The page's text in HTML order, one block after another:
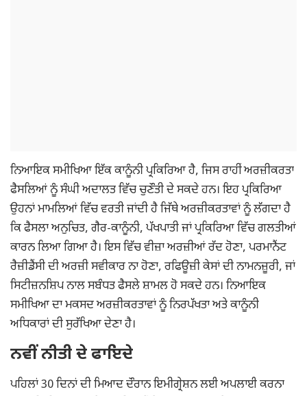
ਨਿਆਇਕ ਸਮੀਖਿਆ ਇੱਕ ਕਾਨੂੰਨੀ ਪ੍ਰਕਿਰਿਆ ਹੈ, ਜਿਸ ਰਾਹੀਂ ਅਰਜ਼ੀਕਰਤਾ
ਫੈਸਲਿਆਂ ਨੂੰ ਸੰਘੀ ਅਦਾਲਤ ਵਿੱਚ ਚੁਣੌਤੀ ਦੇ ਸਕਦੇ ਹਨ। ਇਹ ਪ੍ਰਕਿਰਿਆ
ਉਹਨਾਂ ਮਾਮਲਿਆਂ ਵਿੱਚ ਵਰਤੀ ਜਾਂਦੀ ਹੈ ਜਿੱਥੇ ਅਰਜ਼ੀਕਰਤਾਵਾਂ ਨੂੰ ਲੱਗਦਾ ਹੈ
ਕਿ ਫੈਸਲਾ ਅਨੁਚਿਤ, ਗੈਰ-ਕਾਨੂੰਨੀ, ਪੱਖਪਾਤੀ ਜਾਂ ਪ੍ਰਕਿਰਿਆ ਵਿੱਚ ਗਲਤੀਆਂ
ਕਾਰਨ ਲਿਆ ਗਿਆ ਹੈ। ਇਸ ਵਿੱਚ ਵੀਜ਼ਾ ਅਰਜ਼ੀਆਂ ਰੱਦ ਹੋਣਾ, ਪਰਮਾਨੈਂਟ
ਰੈਜ਼ੀਡੈਂਸੀ ਦੀ ਅਰਜ਼ੀ ਸਵੀਕਾਰ ਨਾ ਹੋਣਾ, ਰਫਿਊਜ਼ੀ ਕੇਸਾਂ ਦੀ ਨਾਮਨਜ਼ੂਰੀ, ਜਾਂ
ਸਿਟੀਜ਼ਨਸ਼ਿਪ ਨਾਲ ਸਬੰਧਤ ਫੈਸਲੇ ਸ਼ਾਮਲ ਹੋ ਸਕਦੇ ਹਨ। ਨਿਆਇਕ
ਸਮੀਖਿਆ ਦਾ ਮਕਸਦ ਅਰਜ਼ੀਕਰਤਾਵਾਂ ਨੂੰ ਨਿਰਪੱਖਤਾ ਅਤੇ ਕਾਨੂੰਨੀ
ਅਧਿਕਾਰਾਂ ਦੀ ਸੁਰੱਖਿਆ ਦੇਣਾ ਹੈ।
ਨਵੀਂ ਨੀਤੀ ਦੇ ਫਾਇਦੇ
ਪਹਿਲਾਂ 30 ਦਿਨਾਂ ਦੀ ਮਿਆਦ ਦੌਰਾਨ ਇਮੀਗ੍ਰੇਸ਼ਨ ਲਈ ਅਪਲਾਈ ਕਰਨਾ